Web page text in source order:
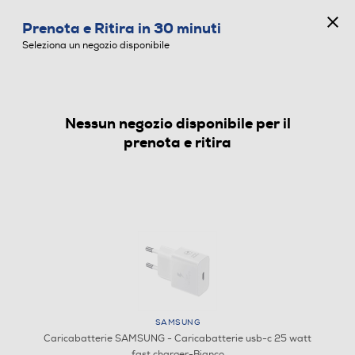
CARICABATTERIE
Prenota e Ritira in 30 minuti
Seleziona un negozio disponibile
Nessun negozio disponibile per il
prenota e ritira
SAMSUNG
Caricabatterie SAMSUNG - Caricabatterie usb-c 25 watt